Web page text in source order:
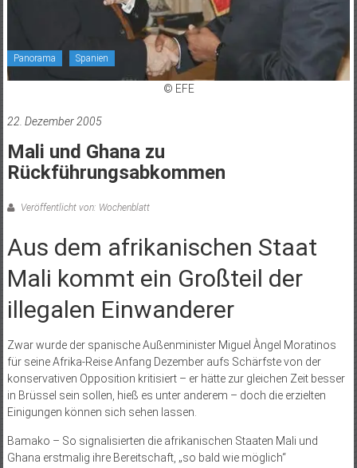
Panorama Spanien
© EFE
22. Dezember 2005
Mali und Ghana zu
Rückführungsabkommen
Veröffentlicht von: Wochenblatt
Aus dem afrikanischen Staat
Mali kommt ein Großteil der
illegalen Einwanderer
Zwar wurde der spanische Außenminister Miguel Àngel Moratinos
für seine Afrika-Reise Anfang Dezember aufs Schärfste von der
konservativen Opposition kritisiert – er hätte zur gleichen Zeit besser
in Brüssel sein sollen, hieß es unter anderem – doch die erzielten
Einigungen können sich sehen lassen.
Bamako – So signalisierten die afrikanischen Staaten Mali und
Ghana erstmalig ihre Bereitschaft, „so bald wie möglich“